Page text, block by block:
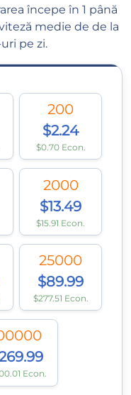
începe în 1 până
medie de de la
pe zi.
200
$2.24
$0.70 Econ.
2000
$13.49
$15.91 Econ.
25000
$89.99
$277.51 Econ.
Econ.